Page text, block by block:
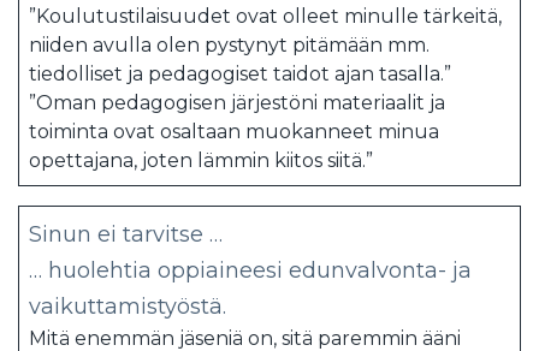
”Koulutustilaisuudet ovat olleet minulle tärkeitä,
niiden avulla olen pystynyt pitämään mm.
tiedolliset ja pedagogiset taidot ajan tasalla.”
”Oman pedagogisen järjestöni materiaalit ja
toiminta ovat osaltaan muokanneet minua
opettajana, joten lämmin kiitos siitä.”
Sinun ei tarvitse …
… huolehtia oppiaineesi edunvalvonta- ja
vaikuttamistyöstä.
Mitä enemmän jäseniä on, sitä paremmin ääni